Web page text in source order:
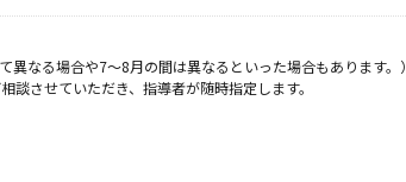
なる場合や7～8月の間は異なるといった場合もあります。）
させていただき、指導者が随時指定します。